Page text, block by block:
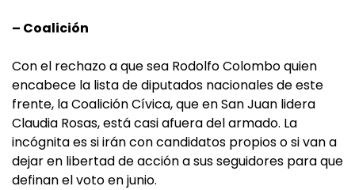
– Coalición
Con el rechazo a que sea Rodolfo Colombo quien
encabece la lista de diputados nacionales de este
frente, la Coalición Cívica, que en San Juan lidera
Claudia Rosas, está casi afuera del armado. La
incógnita es si irán con candidatos propios o si van a
dejar en libertad de acción a sus seguidores para que
definan el voto en junio.